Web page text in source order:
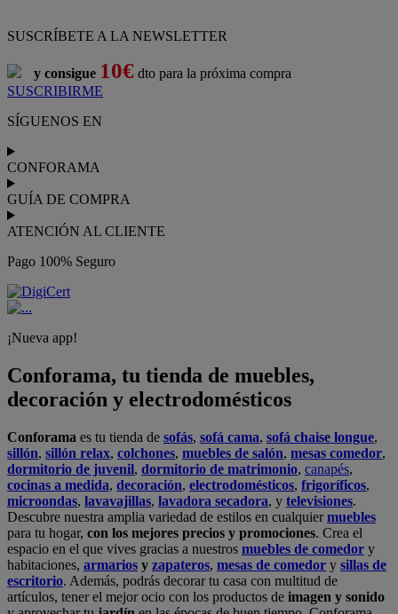
SUSCRÍBETE A LA NEWSLETTER
y consigue 10€ dto para la próxima compra
SUSCRIBIRME
SÍGUENOS EN
CONFORAMA
GUÍA DE COMPRA
ATENCIÓN AL CLIENTE
Pago 100% Seguro
¡Nueva app!
Conforama, tu tienda de muebles,
decoración y electrodomésticos
Conforama es tu tienda de sofás, sofá cama, sofá chaise longue,
sillón, sillón relax, colchones, muebles de salón, mesas comedor,
dormitorio de juvenil, dormitorio de matrimonio, canapés,
cocinas a medida, decoración, electrodomésticos, frigoríficos,
microondas, lavavajillas, lavadora secadora, y televisiones.
Descubre nuestra amplia variedad de estilos en cualquiermuebles
para tu hogar, con los mejores precios y promociones. Crea el
espacio en el que vives gracias a nuestros muebles de comedor y
habitaciones, armarios y zapateros, mesas de comedor y sillas de
escritorio. Además, podrás decorar tu casa con multitud de
artículos, tener el mejor ocio con los productos de imagen y sonido